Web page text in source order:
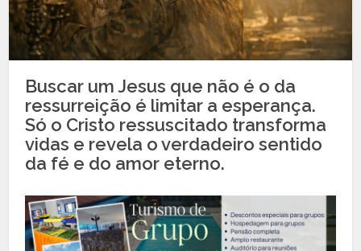
Buscar um Jesus que não é o da
ressurreição é limitar a esperança.
Só o Cristo ressuscitado transforma
vidas e revela o verdadeiro sentido
da fé e do amor eterno.